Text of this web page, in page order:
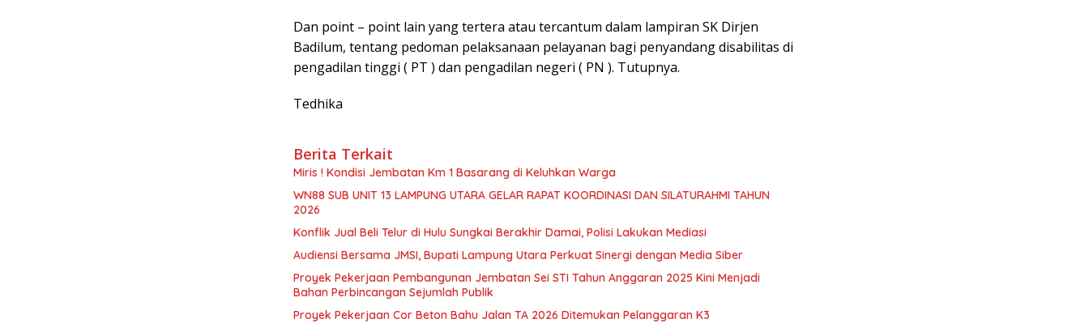
Dan point – point lain yang tertera atau tercantum dalam lampiran SK Dirjen
Badilum, tentang pedoman pelaksanaan pelayanan bagi penyandang disabilitas di
pengadilan tinggi ( PT ) dan pengadilan negeri ( PN ). Tutupnya.
Tedhika
Berita Terkait
Miris ! Kondisi Jembatan Km 1 Basarang di Keluhkan Warga
WN88 SUB UNIT 13 LAMPUNG UTARA GELAR RAPAT KOORDINASI DAN SILATURAHMI TAHUN
2026
Konflik Jual Beli Telur di Hulu Sungkai Berakhir Damai, Polisi Lakukan Mediasi
Audiensi Bersama JMSI, Bupati Lampung Utara Perkuat Sinergi dengan Media Siber
Proyek Pekerjaan Pembangunan Jembatan Sei STI Tahun Anggaran 2025 Kini Menjadi
Bahan Perbincangan Sejumlah Publik
Proyek Pekerjaan Cor Beton Bahu Jalan TA 2026 Ditemukan Pelanggaran K3